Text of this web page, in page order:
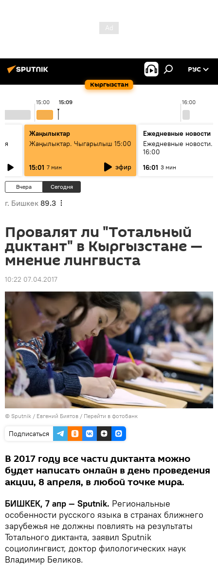
Кыргызстан
РУС
15:00 16:00
15:09
Жаңылыктар
Жаңылыктар. Чыгарылыш 15:00
15:01 7 мин эфир
Ежедневные новости
Ежедневные новости.
16:00
16:01 3 мин
Вчера Сегодня
г. Бишкек 89.3
Провалят ли "Тотальный
диктант" в Кыргызстане —
мнение лингвиста
10:22 07.04.2017
© Sputnik / Евгений Биятов / Перейти в фотобанк
Подписаться
В 2017 году все части диктанта можно
будет написать онлайн в день проведения
акции, 8 апреля, в любой точке мира.
БИШКЕК, 7 апр — Sputnik. Региональные
особенности русского языка в странах ближнего
зарубежья не должны повлиять на результаты
Тотального диктанта, заявил Sputnik
социолингвист, доктор филологических наук
Владимир Беликов.